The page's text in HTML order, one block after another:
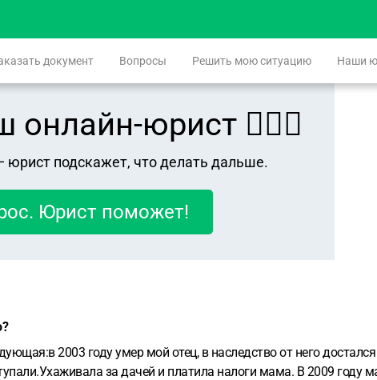
документ Вопросы Решить мою ситуацию Наши
юрист 👨🏻‍⚖️
подскажет, что делать дальше.
Юрист поможет!
2003 году умер мой отец, в наследство от него
за дачей и платила налоги мама. В 2009